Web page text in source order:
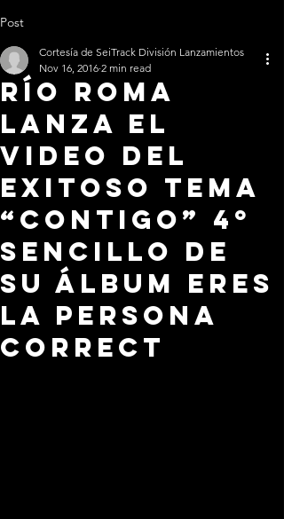
Post
Río Roma
Lanza el
video del
exitoso tema
“Contigo” 4º
sencillo de
su álbum Eres
la Persona
Correct
Cortesía de SeiTrack División Lanzamientos
Nov 16, 2016 2 min read